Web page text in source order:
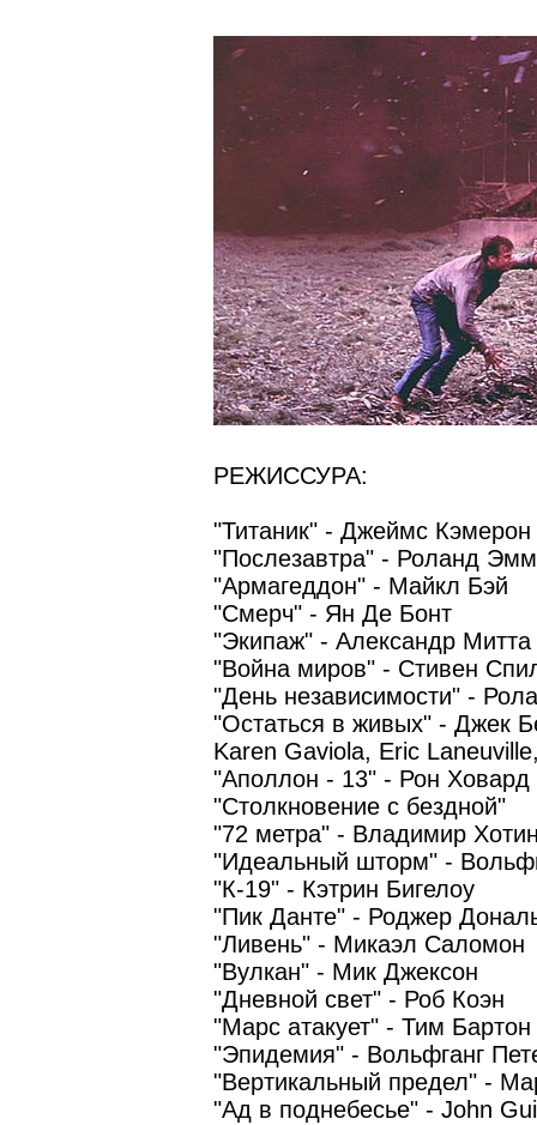
РЕЖИССУРА:
"Титаник" - Джеймс Кэмерон
"Послезавтра" - Роланд
"Армагеддон" - Майкл Бэй
"Смерч" - Ян Де Бонт
"Экипаж" - Александр Митта
"Война миров" - Стивен
"День независимости" -
"Остаться в живых" - Джек
Karen Gaviola, Eric
"Аполлон - 13" - Рон Ховард
"Столкновение с бездной"
"72 метра" - Владимир
"Идеальный шторм" -
"К-19" - Кэтрин Бигелоу
"Пик Данте" - Роджер
"Ливень" - Микаэл Саломон
"Вулкан" - Мик Джексон
"Дневной свет" - Роб Коэн
"Марс атакует" - Тим Бартон
"Эпидемия" - Вольфганг
"Вертикальный предел" -
"Ад в поднебесье" - John